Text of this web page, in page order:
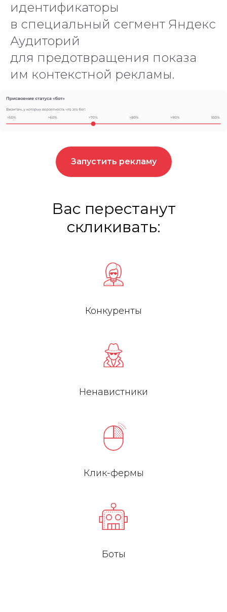
идентификаторы
в специальный сегмент Яндекс
Аудиторий
для предотвращения показа
им контекстной рекламы.
Запустить рекламу
Вас перестанут
скликивать:
Конкуренты
Ненавистники
Клик-фермы
Боты